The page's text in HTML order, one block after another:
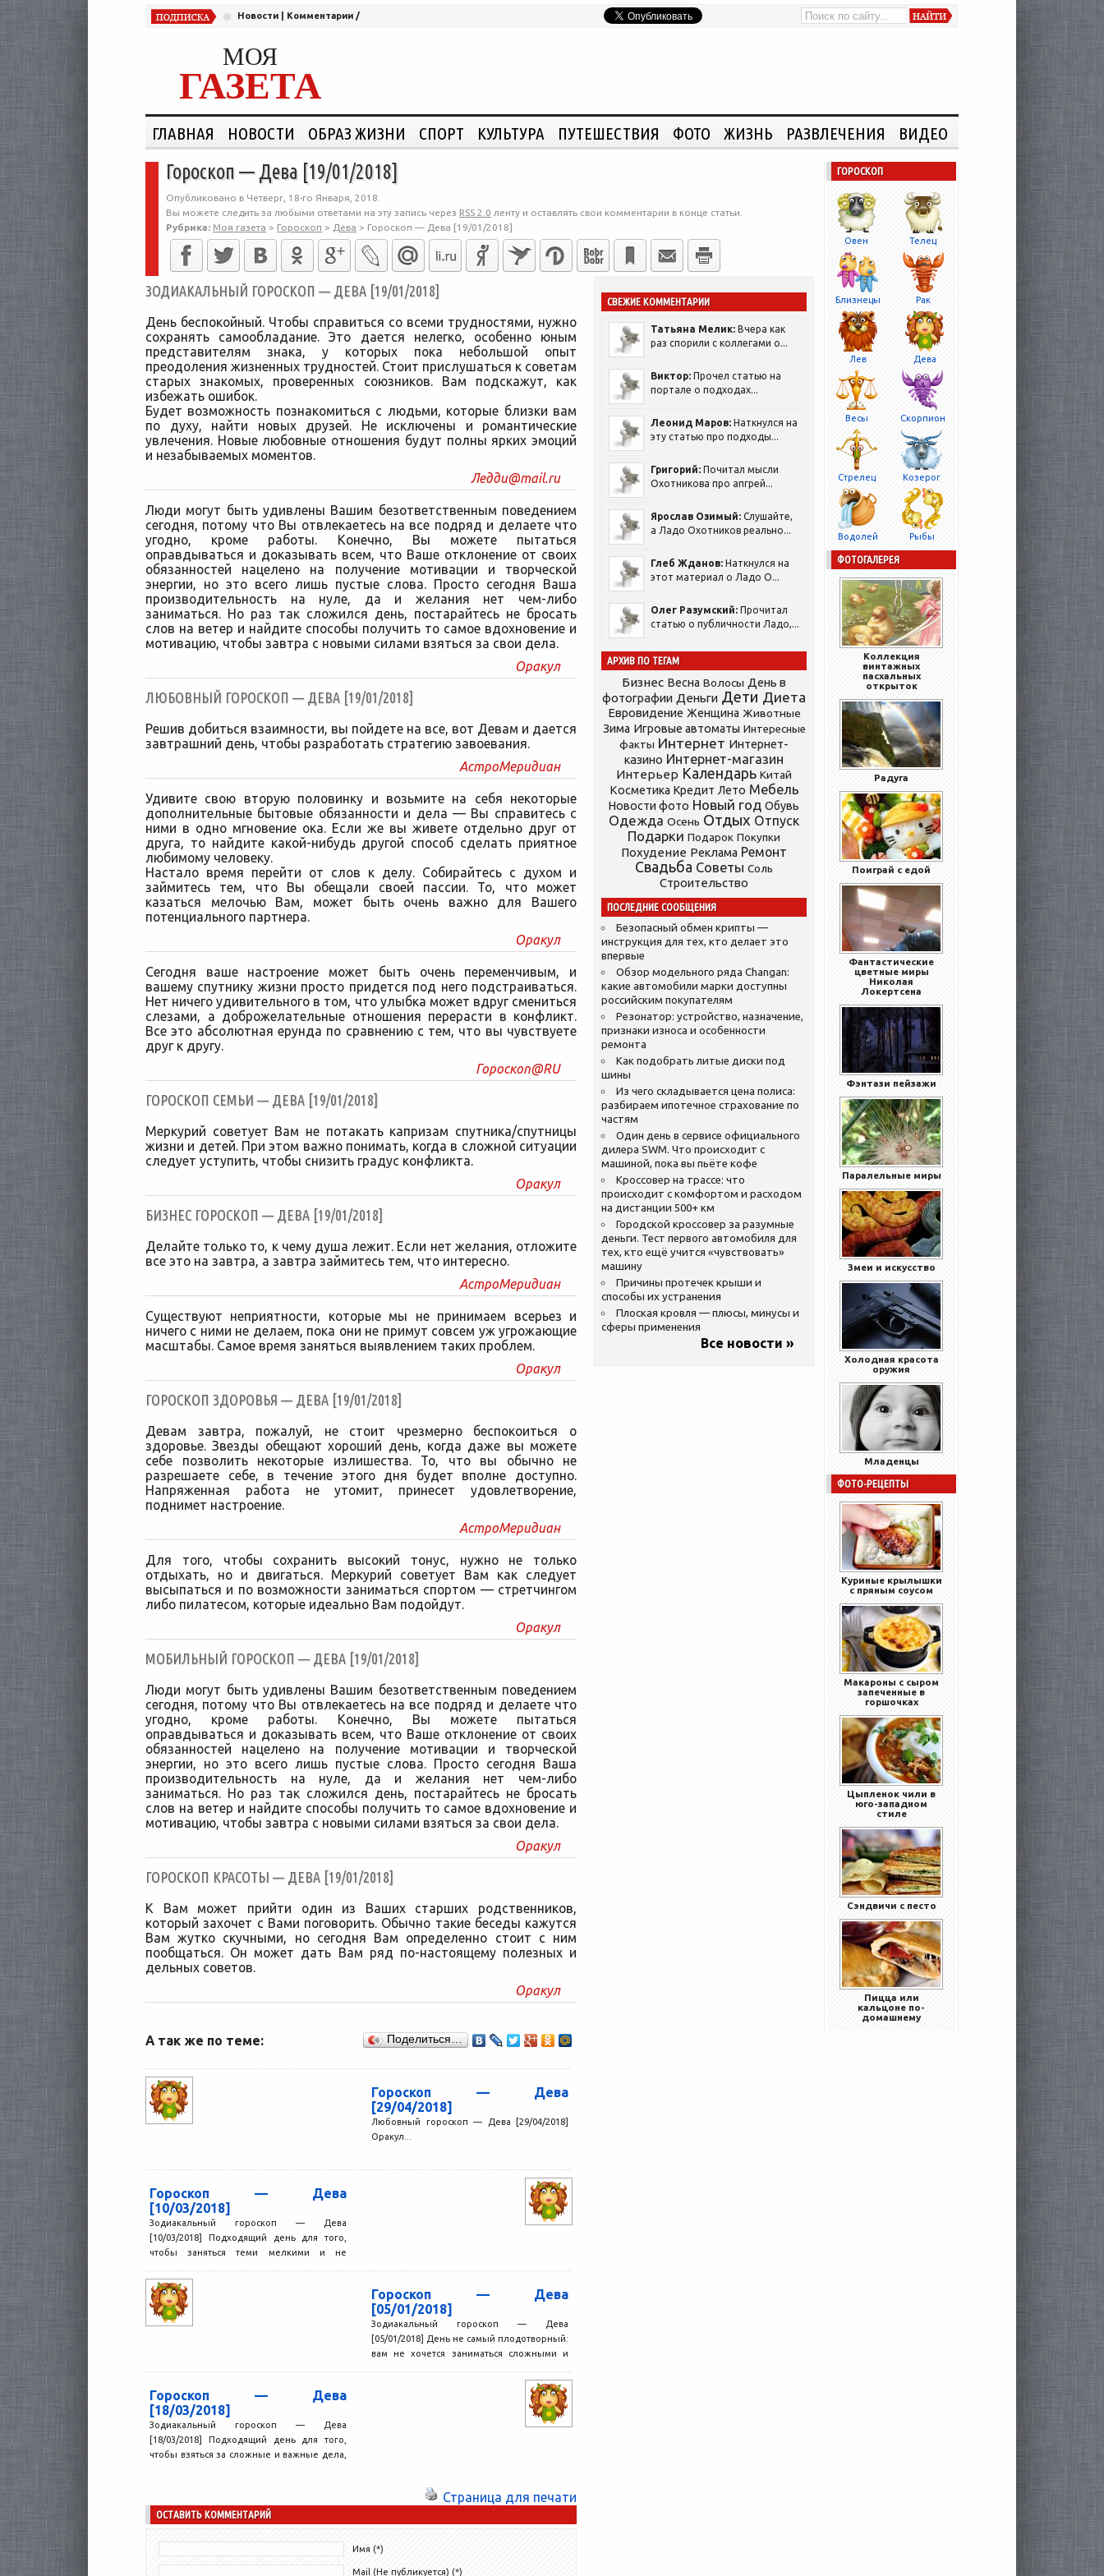
Новости Комментарии /
МОЯ
ГАЗЕТА
ГЛАВНАЯ НОВОСТИ ОБРАЗ ЖИЗНИ СПОРТ КУЛЬТУРА ПУТЕШЕСТВИЯ ФОТО ЖИЗНЬ РАЗВЛЕЧЕНИЯ ВИДЕО
Гороскоп — Дева [19/01/2018]
Опубликовано в Четверг, 18-го Января, 2018.
Вы можете следить за любыми ответами на эту запись через RSS 2.0 ленту и оставлять свои комментарии в конце статьи.
Рубрика: Моя газета > Гороскоп > Дева > Гороскоп — Дева [19/01/2018]
ЗОДИАКАЛЬНЫЙ ГОРОСКОП — ДЕВА [19/01/2018]
День беспокойный. Чтобы справиться со всеми трудностями, нужно
сохранять самообладание. Это дается нелегко, особенно юным
представителям знака, у которых пока небольшой опыт
преодоления жизненных трудностей. Стоит прислушаться к советам
старых знакомых, проверенных союзников. Вам подскажут, как
избежать ошибок.
Будет возможность познакомиться с людьми, которые близки вам
по духу, найти новых друзей. Не исключены и романтические
увлечения. Новые любовные отношения будут полны ярких эмоций
и незабываемых моментов.
Ледди@mail.ru
Люди могут быть удивлены Вашим безответственным поведением
сегодня, потому что Вы отвлекаетесь на все подряд и делаете что
угодно, кроме работы. Конечно, Вы можете пытаться
оправдываться и доказывать всем, что Ваше отклонение от своих
обязанностей нацелено на получение мотивации и творческой
энергии, но это всего лишь пустые слова. Просто сегодня Ваша
производительность на нуле, да и желания нет чем-либо
заниматься. Но раз так сложился день, постарайтесь не бросать
слов на ветер и найдите способы получить то самое вдохновение и
мотивацию, чтобы завтра с новыми силами взяться за свои дела.
Оракул
ЛЮБОВНЫЙ ГОРОСКОП — ДЕВА [19/01/2018]
Решив добиться взаимности, вы пойдете на все, вот Девам и дается
завтрашний день, чтобы разработать стратегию завоевания.
АстроМеридиан
Удивите свою вторую половинку и возьмите на себя некоторые
дополнительные бытовые обязанности и дела — Вы справитесь с
ними в одно мгновение ока. Если же вы живете отдельно друг от
друга, то найдите какой-нибудь другой способ сделать приятное
любимому человеку.
Настало время перейти от слов к делу. Собирайтесь с духом и
займитесь тем, что Вы обещали своей пассии. То, что может
казаться мелочью Вам, может быть очень важно для Вашего
потенциального партнера.
Оракул
Сегодня ваше настроение может быть очень переменчивым, и
вашему спутнику жизни просто придется под него подстраиваться.
Нет ничего удивительного в том, что улыбка может вдруг смениться
слезами, а доброжелательные отношения перерасти в конфликт.
Все это абсолютная ерунда по сравнению с тем, что вы чувствуете
друг к другу.
Гороскоп@RU
ГОРОСКОП СЕМЬИ — ДЕВА [19/01/2018]
Меркурий советует Вам не потакать капризам спутника/спутницы
жизни и детей. При этом важно понимать, когда в сложной ситуации
следует уступить, чтобы снизить градус конфликта.
Оракул
БИЗНЕС ГОРОСКОП — ДЕВА [19/01/2018]
Делайте только то, к чему душа лежит. Если нет желания, отложите
все это на завтра, а завтра займитесь тем, что интересно.
АстроМеридиан
Существуют неприятности, которые мы не принимаем всерьез и
ничего с ними не делаем, пока они не примут совсем уж угрожающие
масштабы. Самое время заняться выявлением таких проблем.
Оракул
ГОРОСКОП ЗДОРОВЬЯ — ДЕВА [19/01/2018]
Девам завтра, пожалуй, не стоит чрезмерно беспокоиться о
здоровье. Звезды обещают хороший день, когда даже вы можете
себе позволить некоторые излишества. То, что вы обычно не
разрешаете себе, в течение этого дня будет вполне доступно.
Напряженная работа не утомит, принесет удовлетворение,
поднимет настроение.
АстроМеридиан
Для того, чтобы сохранить высокий тонус, нужно не только
отдыхать, но и двигаться. Меркурий советует Вам как следует
высыпаться и по возможности заниматься спортом — стретчингом
либо пилатесом, которые идеально Вам подойдут.
Оракул
МОБИЛЬНЫЙ ГОРОСКОП — ДЕВА [19/01/2018]
Люди могут быть удивлены Вашим безответственным поведением
сегодня, потому что Вы отвлекаетесь на все подряд и делаете что
угодно, кроме работы. Конечно, Вы можете пытаться
оправдываться и доказывать всем, что Ваше отклонение от своих
обязанностей нацелено на получение мотивации и творческой
энергии, но это всего лишь пустые слова. Просто сегодня Ваша
производительность на нуле, да и желания нет чем-либо
заниматься. Но раз так сложился день, постарайтесь не бросать
слов на ветер и найдите способы получить то самое вдохновение и
мотивацию, чтобы завтра с новыми силами взяться за свои дела.
Оракул
ГОРОСКОП КРАСОТЫ — ДЕВА [19/01/2018]
К Вам может прийти один из Ваших старших родственников,
который захочет с Вами поговорить. Обычно такие беседы кажутся
Вам жутко скучными, но сегодня Вам определенно стоит с ним
пообщаться. Он может дать Вам ряд по-настоящему полезных и
дельных советов.
Оракул
А так же по теме: Поделиться…
Гороскоп — Дева
[29/04/2018]
Любовный гороскоп — Дева [29/04/2018]
Оракул...
Гороскоп — Дева
[10/03/2018]
Зодиакальный гороскоп — Дева
[10/03/2018] Подходящий день для того,
чтобы заняться теми мелкими и не
Гороскоп — Дева
[05/01/2018]
Зодиакальный гороскоп — Дева
[05/01/2018] День не самый плодотворный:
вам не хочется заниматься сложными и
Гороскоп — Дева
[18/03/2018]
Зодиакальный гороскоп — Дева
[18/03/2018] Подходящий день для того,
чтобы взяться за сложные и важные дела,
Страница для печати
ОСТАВИТЬ КОММЕНТАРИЙ
Имя (*)
Mail (Не публикуется) (*)
СВЕЖИЕ КОММЕНТАРИИ
Татьяна Мелик: Вчера как
раз спорили с коллегами о...
Виктор: Прочел статью на
портале о подходах...
Леонид Маров: Наткнулся на
эту статью про подходы...
Григорий: Почитал мысли
Охотникова про апгрей...
Ярослав Озимый: Слушайте,
а Ладо Охотников реально...
Глеб Жданов: Наткнулся на
этот материал о Ладо О...
Олег Разумский: Прочитал
статью о публичности Ладо,...
АРХИВ ПО ТЕГАМ
Бизнес Весна Волосы День в
фотографии Деньги Дети Диета
Евровидение Женщина Животные
Зима Игровые автоматы Интересные
факты Интернет Интернет-
казино Интернет-магазин
Интерьер Календарь Китай
Косметика Кредит Лето Мебель
Новости фото Новый год Обувь
Одежда Осень Отдых Отпуск
Подарки Подарок Покупки
Похудение Реклама Ремонт
Свадьба Советы Соль
Строительство
ПОСЛЕДНИЕ СООБЩЕНИЯ
Безопасный обмен крипты —
инструкция для тех, кто делает это
впервые
Обзор модельного ряда Changan:
какие автомобили марки доступны
российским покупателям
Резонатор: устройство, назначение,
признаки износа и особенности
ремонта
Как подобрать литые диски под
шины
Из чего складывается цена полиса:
разбираем ипотечное страхование по
частям
Один день в сервисе официального
дилера SWM. Что происходит с
машиной, пока вы пьёте кофе
Кроссовер на трассе: что
происходит с комфортом и расходом
на дистанции 500+ км
Городской кроссовер за разумные
деньги. Тест первого автомобиля для
тех, кто ещё учится «чувствовать»
машину
Причины протечек крыши и
способы их устранения
Плоская кровля — плюсы, минусы и
сферы применения
Все новости »
ГОРОСКОП
Овен Телец
Близнецы Рак
Лев Дева
Весы Скорпион
Стрелец Козерог
Водолей Рыбы
ФОТОГАЛЕРЕЯ
Коллекция
винтажных
пасхальных
открыток
Радуга
Поиграй с едой
Фантастические
цветные миры
Николая
Локертсена
Фэнтази пейзажи
Паралельные миры
Змеи и искусство
Холодная красота
оружия
Младенцы
ФОТО-РЕЦЕПТЫ
Куриные крылышки
с пряным соусом
Макароны с сыром
запеченные в
горшочках
Цыпленок чили в
юго-западном
стиле
Сэндвичи с песто
Пицца или
кальцоне по-
домашнему